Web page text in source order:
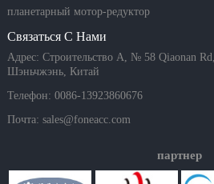
планетарный мотор-редуктор
Связаться С Нами
Адрес: Строительство A, № 58 Qiaonan
Шэньчжэнь, Китай
Телефон: 0086-13923860676
Почта: sales@foneacc.com
партнер